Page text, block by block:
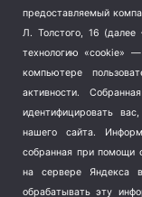
Терроризм (1)
Транспорт (262)
Туризм (178)
Флот (76)
Школа и спорт (2)
Экология (8)
предоставляемый
Л. Толстого, 16
технологию «cookie»
компьютере
активности.
идентифицировать
нашего сайта.
собранная при помощи
на сервере Яндекса
обрабатывать эту